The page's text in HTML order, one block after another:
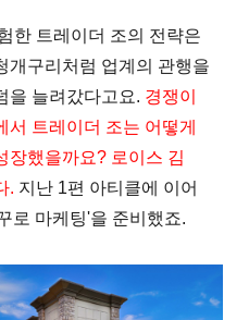
한 트레이더 조의 전략은
개구리처럼 업계의 관행을
을 늘려갔다고요. 경쟁이
트레이더 조는 어떻게
장했을까요? 로이스 김
. 지난 1편 아티클에 이어
로 마케팅'을 준비했죠.